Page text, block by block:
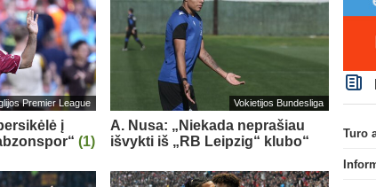
Premier League
į
(1)
Vokietijos Bundesliga
A. Nusa: „Niekada neprašiau
išvykti iš „RB Leipzig“ klubo“